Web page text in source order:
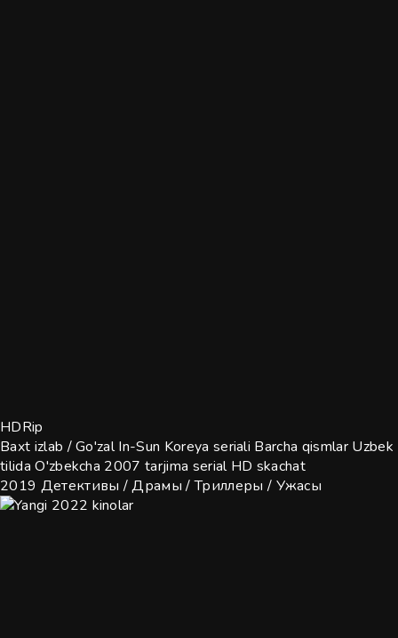
HDRip
Baxt izlab / Go'zal In-Sun Koreya seriali Barcha qismlar Uzbek
tilida O'zbekcha 2007 tarjima serial HD skachat
2019 Детективы / Драмы / Триллеры / Ужасы